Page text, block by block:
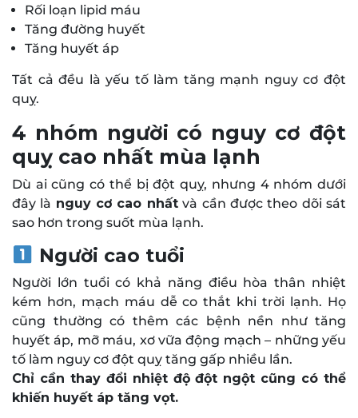
Rối loạn lipid máu
Tăng đường huyết
Tăng huyết áp
Tất cả đều là yếu tố làm tăng mạnh nguy cơ đột
quỵ.
4 nhóm người có nguy cơ đột
quỵ cao nhất mùa lạnh
Dù ai cũng có thể bị đột quỵ, nhưng 4 nhóm dưới
đây là nguy cơ cao nhấtvà cần được theo dõi sát
sao hơn trong suốt mùa lạnh.
Người cao tuổi
Người lớn tuổi có khả năng điều hòa thân nhiệt
kém hơn, mạch máu dễ co thắt khi trời lạnh. Họ
cũng thường có thêm các bệnh nền như tăng
huyết áp, mỡ máu, xơ vữa động mạch – những yếu
tố làm nguy cơ đột quỵ tăng gấp nhiều lần.
Chỉ cần thay đổi nhiệt độ đột ngột cũng có thể
khiến huyết áp tăng vọt.